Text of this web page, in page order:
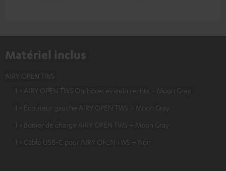
Matériel inclus
AIRY OPEN TWS
1 × AIRY OPEN TWS Ohrhörer einzeln rechts – Moon Gray
1 × Écouteur gauche AIRY OPEN TWS – Moon Gray
1 × Boitier de charge AIRY OPEN TWS – Moon Gray
1 × Câble USB-C pour AIRY OPEN TWS – Noir